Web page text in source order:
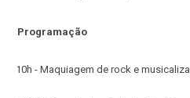
Programação
10h - Maquiagem de rock e